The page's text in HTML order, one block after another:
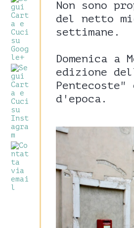
Non sono
del netto
settimane.
Domenica
edizione
d'epoca.